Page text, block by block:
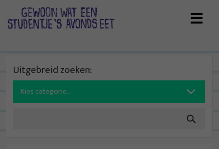
Uitgebreid zoeken:
Search
for: